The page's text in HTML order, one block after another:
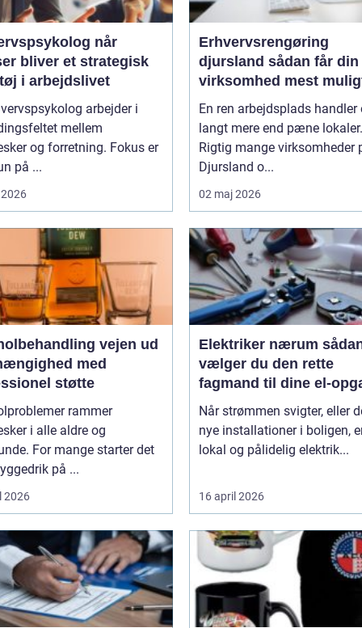
når
bliver et strategisk
i arbejdslivet
arbejder i
mellem
og forretning. Fokus er
på ...
Erhvervsrengøring
djursland sådan får din
virksomhed mest
af rengøringen
En ren arbejdsplads handler
langt mere end pæne lokaler.
Rigtig mange virksomheder
Djursland o...
02 maj 2026
vejen ud
med
støtte
rammer
i alle aldre og
For mange starter det
på ...
2026
Elektriker nærum sådan
vælger du den rette
fagmand til dine el-
Når strømmen svigter, eller
nye installationer i boligen,
lokal og pålidelig elektrik...
16 april 2026